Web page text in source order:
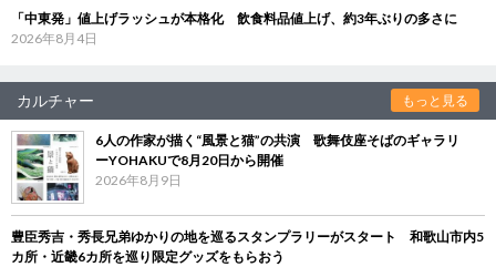
「中東発」値上げラッシュが本格化 飲食料品値上げ、約3年ぶりの多さに
2026年8月4日
カルチャー もっと見る
6人の作家が描く“風景と猫”の共演 歌舞伎座そばのギャラリ
ーYOHAKUで8月20日から開催
2026年8月9日
豊臣秀吉・秀長兄弟ゆかりの地を巡るスタンプラリーがスタート 和歌山市内5
カ所・近畿6カ所を巡り限定グッズをもらおう